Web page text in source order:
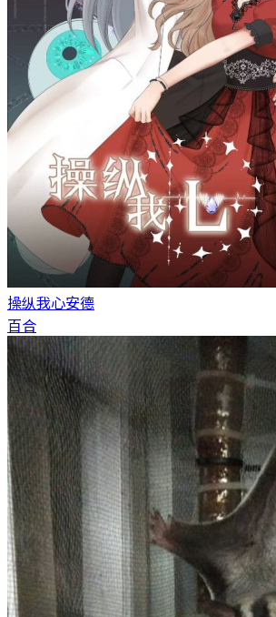
操纵我心安德
百合